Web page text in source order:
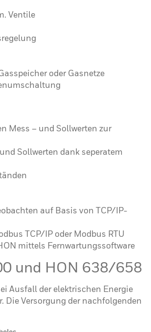
Ventile
oder Gasnetze
Mess – und Sollwerten zur
Sollwerten dank seperatem
auf Basis von TCP/IP-
TCP/IP oder Modbus RTU
mittels Fernwartungssoftware
und HON 638/658
Ausfall der elektrischen Energie
Die Versorgung der nachfolgenden